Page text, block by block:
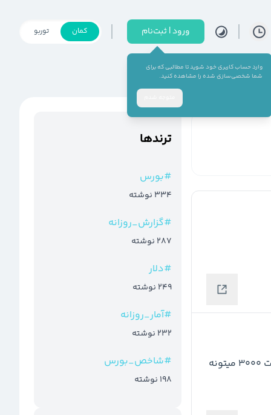
ورود | ثبت‌نام
وارد حساب کاربری خود شوید تا مطالبی که برای
شما شخصی‌سازی شده را مشاهده کنید.
کمان توربو
ترند‌ها
#بورس
334 نوشته
#گزارش_روزانه
287 نوشته
#دلار
249 نوشته
#آمار_روزانه
232 نوشته
#شاخص_بورس
198 نوشته